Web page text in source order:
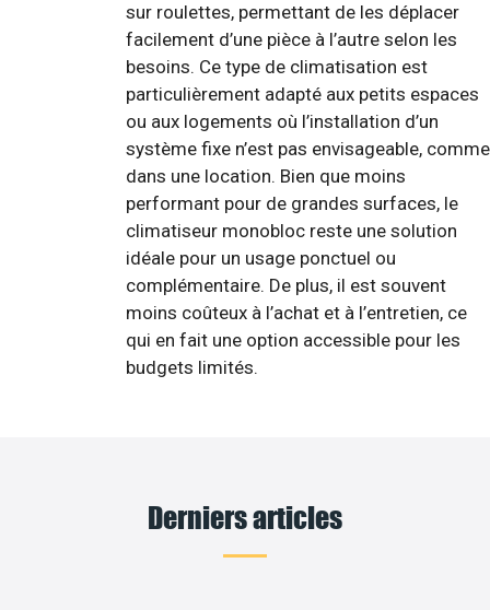
sur roulettes, permettant de les déplacer
facilement d’une pièce à l’autre selon les
besoins. Ce type de climatisation est
particulièrement adapté aux petits espaces
ou aux logements où l’installation d’un
système fixe n’est pas envisageable, comme
dans une location. Bien que moins
performant pour de grandes surfaces, le
climatiseur monobloc reste une solution
idéale pour un usage ponctuel ou
complémentaire. De plus, il est souvent
moins coûteux à l’achat et à l’entretien, ce
qui en fait une option accessible pour les
budgets limités.
Derniers articles